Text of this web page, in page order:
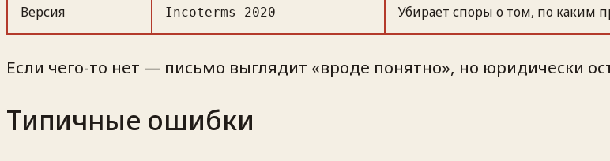
Версия Incoterms 2020 Убирает споры о том, по каким
Если чего-то нет — письмо выглядит «вроде понятно», но юридически
Типичные ошибки